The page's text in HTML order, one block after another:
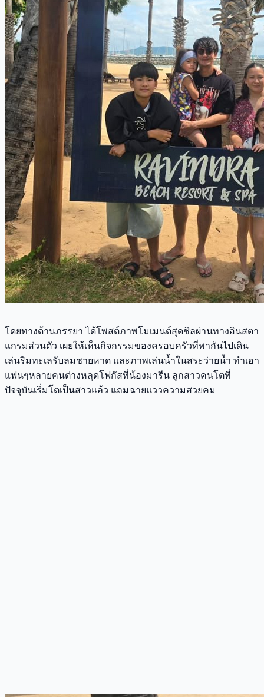
โดยทางด้านภรรยา ได้โพสต์ภาพโมเมนต์สุดชิลผ่านทางอินสตา
แกรมส่วนตัว เผยให้เห็นกิจกรรมของครอบครัวที่พากันไปเดิน
เล่นริมทะเลรับลมชายหาด และภาพเล่นน้ำในสระว่ายน้ำ ทำเอา
แฟนๆหลายคนต่างหลุดโฟกัสที่น้องมารีน ลูกสาวคนโตที่
ปัจจุบันเริ่มโตเป็นสาวแล้ว แถมฉายแววความสวยคม